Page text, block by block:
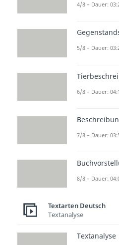
4/8 – Dauer:
5/8 – Dauer:
6/8 – Dauer:
7/8 – Dauer:
8/8 – Dauer:
Textarten Deutsch
Textanalyse
Textanalyse